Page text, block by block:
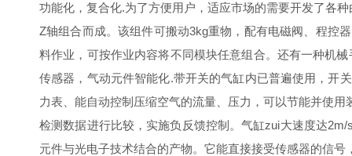
功能化，复合化.为了方便用户，适应市场的需要开发了各
Z轴组合而成。该组件可搬动3kg重物，配有电磁阀、程控
料作业，可按作业内容将不同模块任意组合。还有一种机
传感器，气动元件智能化.带开关的气缸内已普遍使用，开
力表、能自动控制压缩空气的流量、压力，可以节能并使
检测数据进行比较，实施负反馈控制。气缸zui大速度达
元件与光电子技术结合的产物。它能直接接受传感器的信号